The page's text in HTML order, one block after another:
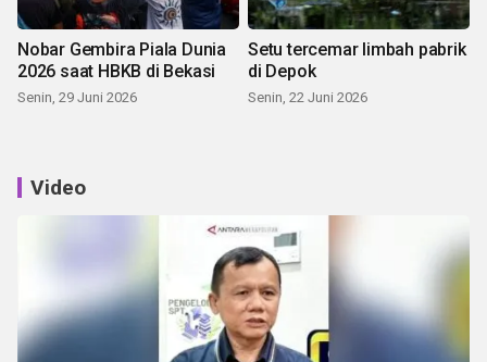
Nobar Gembira Piala Dunia
2026 saat HBKB di Bekasi
Senin, 29 Juni 2026
Setu tercemar limbah pabrik
di Depok
Senin, 22 Juni 2026
Video